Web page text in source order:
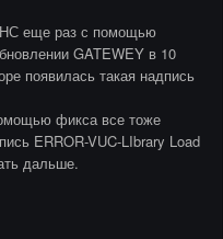
еще раз с помощью
GATEWEY в 10
появилась такая надпись
фикса все тоже
ERROR-VUC-LIbrary Load
дальше.